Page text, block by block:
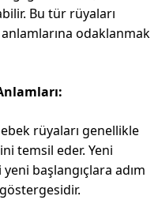
Bu tür rüyaları
odaklanmak
rüyaları genellikle
temsil eder. Yeni
başlangıçlara adım